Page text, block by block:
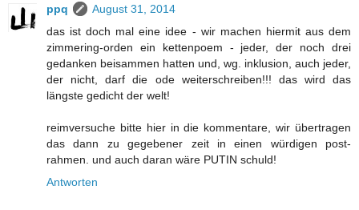
ppq
August 31, 2014
das ist doch mal eine idee - wir machen hiermit aus dem
zimmering-orden ein kettenpoem - jeder, der noch drei
gedanken beisammen hatten und, wg. inklusion, auch jeder,
der nicht, darf die ode weiterschreiben!!! das wird das
längste gedicht der welt!
reimversuche bitte hier in die kommentare, wir übertragen
das dann zu gegebener zeit in einen würdigen post-
rahmen. und auch daran wäre PUTIN schuld!
Antworten